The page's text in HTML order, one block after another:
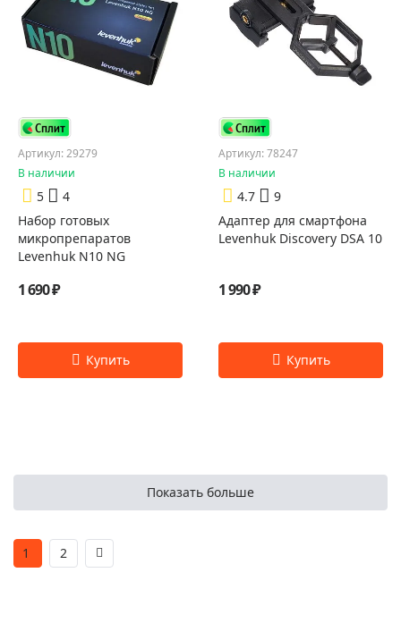
Артикул: 29279
В наличии
5
4
Набор готовых
микропрепаратов
Levenhuk N10 NG
1 690 ₽
Артикул: 78247
В наличии
4.7
9
Адаптер для смартфона
Levenhuk Discovery DSA 10
1 990 ₽
Показать больше
1 2